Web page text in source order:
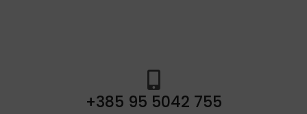
+385 95 5042 755